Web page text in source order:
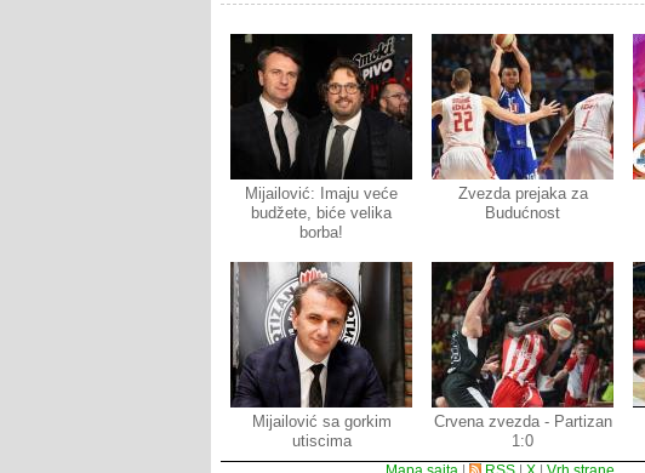
Mijailović: Imaju veće
budžete, biće velika
borba!
Zvezda prejaka za
Budućnost
Mijailović sa gorkim
utiscima
Crvena zvezda - Partizan
1:0